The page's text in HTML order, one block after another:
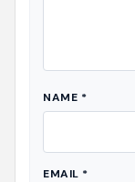
NAME *
EMAIL *